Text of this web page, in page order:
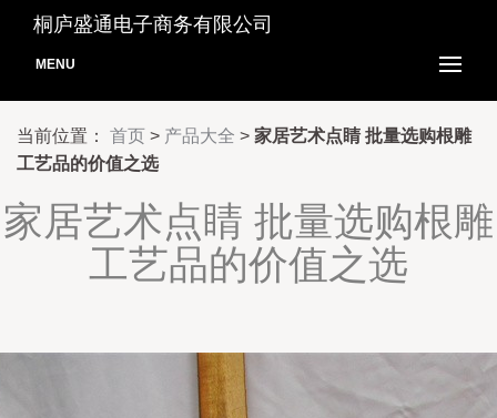
桐庐盛通电子商务有限公司
MENU
当前位置： 首页 > 产品大全 > 家居艺术点睛 批量选购根雕
工艺品的价值之选
家居艺术点睛 批量选购根雕
工艺品的价值之选